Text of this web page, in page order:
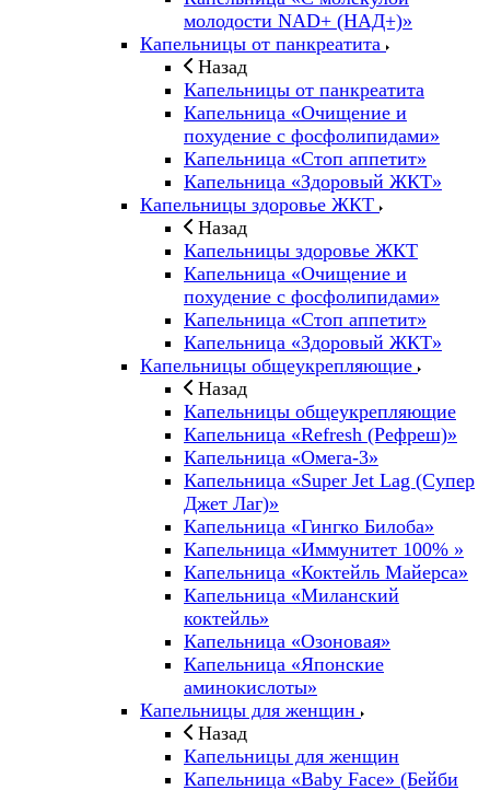
молодости NAD+ (НАД+)»
Капельницы от панкреатита
Назад
Капельницы от панкреатита
Капельница «Очищение и
похудение с фосфолипидами»
Капельница «Стоп аппетит»
Капельница «Здоровый ЖКТ»
Капельницы здоровье ЖКТ
Назад
Капельницы здоровье ЖКТ
Капельница «Очищение и
похудение с фосфолипидами»
Капельница «Стоп аппетит»
Капельница «Здоровый ЖКТ»
Капельницы общеукрепляющие
Назад
Капельницы общеукрепляющие
Капельница «Refresh (Рефреш)»
Капельница «Омега-3»
Капельница «Super Jet Lag (Супер
Джет Лаг)»
Капельница «Гингко Билоба»
Капельница «Иммунитет 100% »
Капельница «Коктейль Майерса»
Капельница «Миланский
коктейль»
Капельница «Озоновая»
Капельница «Японские
аминокислоты»
Капельницы для женщин
Назад
Капельницы для женщин
Капельница «Baby Face» (Бейби